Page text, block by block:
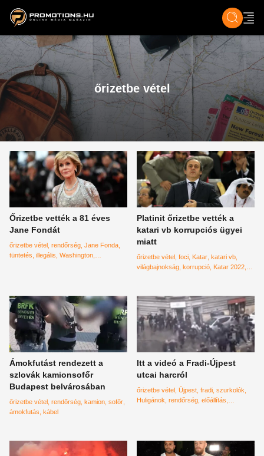
ZENE, FILM & KULT ÉLET TECH &
őrizetbe vétel
Őrizetbe vették a 81 éves
Jane Fondát
őrizetbe vétel rendőrség Jane Fonda
tüntetés illegális Washington
Platinit őrizetbe vették a
katari vb korrupciós ügyei
miatt
őrizetbe vétel foci Katar katari vb
világbajnokság korrupció Katar 2022
Ámokfutást rendezett a
szlovák kamionsofőr
Budapest belvárosában
őrizetbe vétel rendőrség kamion sofőr
ámokfutás kábel
Itt a videó a Fradi-Újpest
utcai harcról
őrizetbe vétel Újpest fradi szurkolók
Huligánok rendőrség előállítás